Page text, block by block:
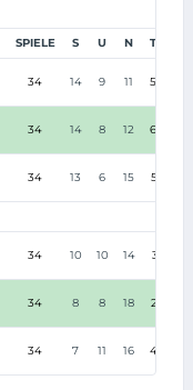
SPIELE S U N TORE
34 14 9 11 54:57
34 14 8 12 64:53
34 13 6 15 55:57
34 10 10 14 35:51
34 8 8 18 28:41
34 7 11 16 46:68